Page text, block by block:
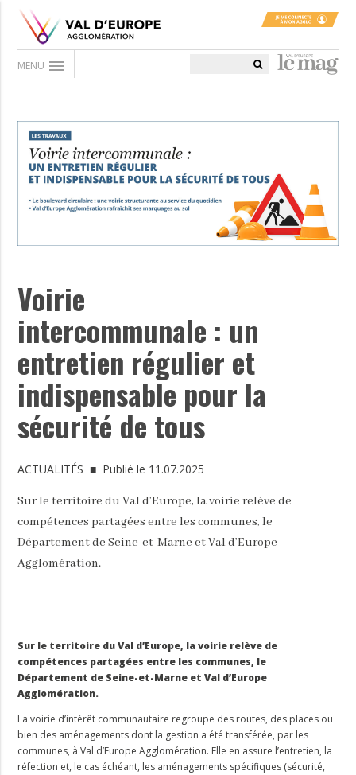
MENU menu
Voirie
intercommunale : un
entretien régulier et
indispensable pour la
sécurité de tous
ACTUALITÉS ■ Publié le 11.07.2025
Sur le territoire du Val d’Europe, la voirie relève de
compétences partagées entre les communes, le
Département de Seine-et-Marne et Val d’Europe
Agglomération.
Sur le territoire du Val d’Europe, la voirie relève de
compétences partagées entre les communes, le
Département de Seine-et-Marne et Val d’Europe
Agglomération.
La voirie d’intérêt communautaire regroupe des routes, des places ou
bien des aménagements dont la gestion a été transférée, par les
communes, à Val d’Europe Agglomération. Elle en assure l’entretien, la
réfection et, le cas échéant, les aménagements spécifiques (sécurité,